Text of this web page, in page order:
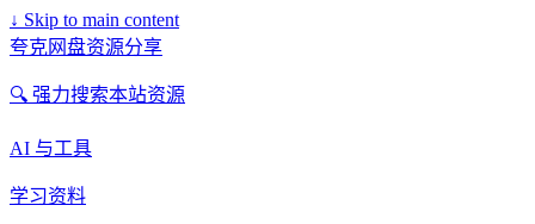
↓ Skip to main content
夸克网盘资源分享
🔍 强力搜索本站资源
AI 与工具
学习资料